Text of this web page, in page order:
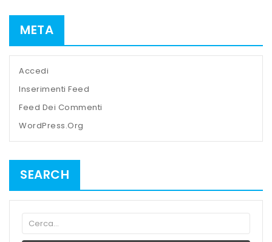
META
Accedi
Inserimenti Feed
Feed Dei Commenti
WordPress.org
SEARCH